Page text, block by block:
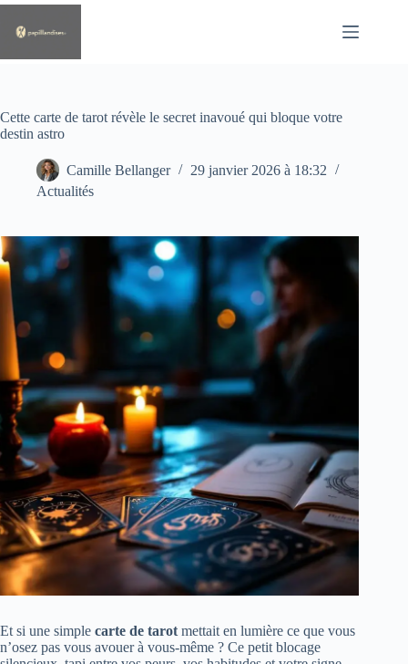
Passer
contenu
Cette carte de tarot révèle le secret inavoué qui bloque votre
destin astro
Camille Bellanger
29 janvier 2026 à 18:32
Actualités
Et si une simple carte de tarot mettait en lumière ce que vous
n’osez pas vous avouer à vous‑même ? Ce petit blocage